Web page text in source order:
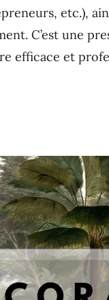
etc.),
C’est une
efficace et